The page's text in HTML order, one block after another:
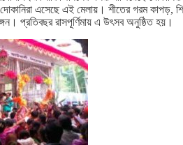
এসেছে এই মেলায়। শীতের গরম কাপড়,
প্রতিবছর রাসপূর্ণিমায় এ উৎসব অনুষ্ঠিত হয়।